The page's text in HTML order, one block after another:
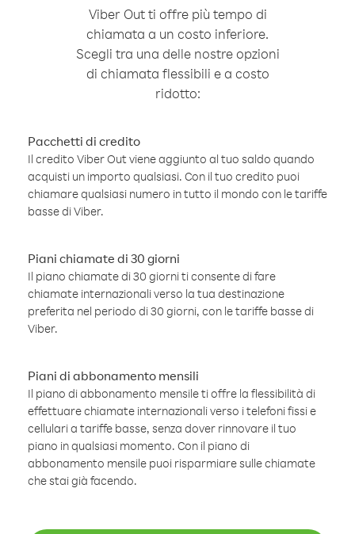
Viber Out ti offre più tempo di
chiamata a un costo inferiore.
Scegli tra una delle nostre opzioni
di chiamata flessibili e a costo
ridotto:
Pacchetti di credito
Il credito Viber Out viene aggiunto al tuo saldo quando
acquisti un importo qualsiasi. Con il tuo credito puoi
chiamare qualsiasi numero in tutto il mondo con le tariffe
basse di Viber.
Piani chiamate di 30 giorni
Il piano chiamate di 30 giorni ti consente di fare
chiamate internazionali verso la tua destinazione
preferita nel periodo di 30 giorni, con le tariffe basse di
Viber.
Piani di abbonamento mensili
Il piano di abbonamento mensile ti offre la flessibilità di
effettuare chiamate internazionali verso i telefoni fissi e
cellulari a tariffe basse, senza dover rinnovare il tuo
piano in qualsiasi momento. Con il piano di
abbonamento mensile puoi risparmiare sulle chiamate
che stai già facendo.